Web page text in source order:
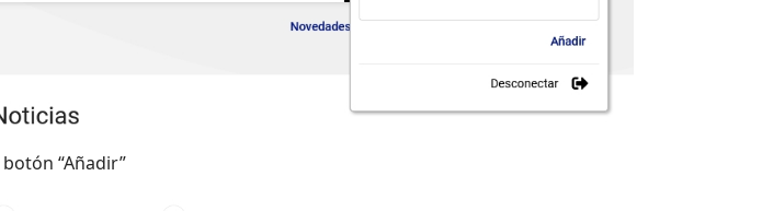
“Añadir”